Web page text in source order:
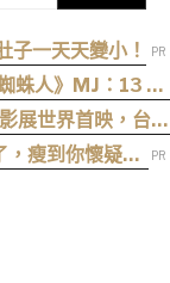
子一天天變小！
蛛人》MJ：13 歲
展世界首映，台灣
瘦到你懷疑人